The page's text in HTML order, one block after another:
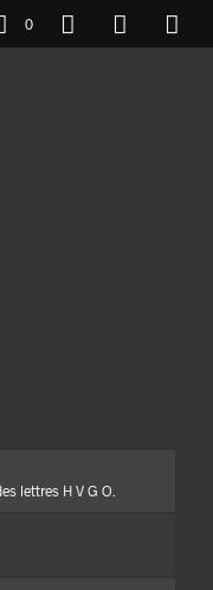
0
lettres H V G O.